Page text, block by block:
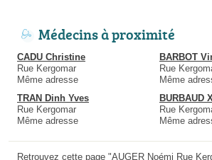
Médecins à proximité
CADU Christine
Rue Kergomar
Même adresse
BARBOT
Rue
Même
TRAN Dinh Yves
Rue Kergomar
Même adresse
BURBAUD
Rue
Même
Retrouvez cette page "AUGER Noémi Rue